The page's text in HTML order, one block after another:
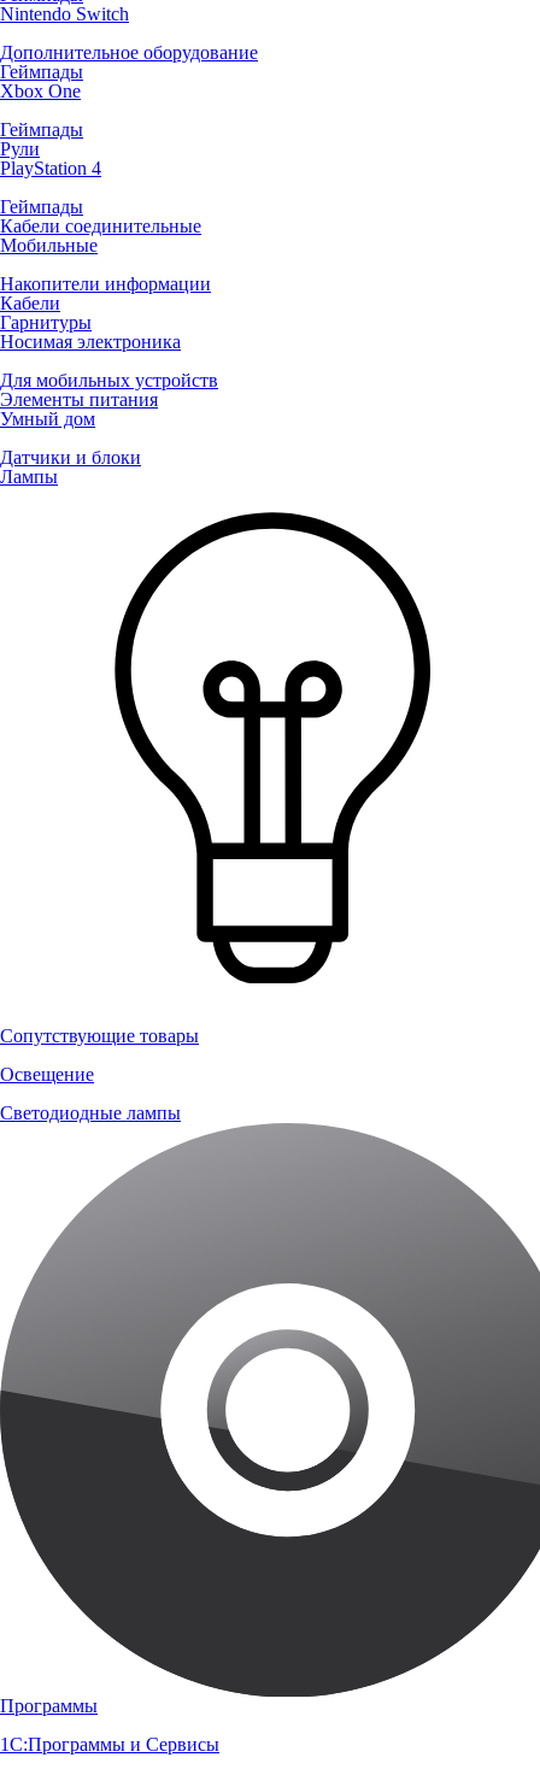
Nintendo Switch
Дополнительное оборудование
Геймпады
Xbox One
Геймпады
Рули
PlayStation 4
Геймпады
Кабели соединительные
Мобильные
Накопители информации
Кабели
Гарнитуры
Носимая электроника
Для мобильных устройств
Элементы питания
Умный дом
Датчики и блоки
Лампы
Сопутствующие товары
Освещение
Светодиодные лампы
Программы
1С:Программы и Сервисы